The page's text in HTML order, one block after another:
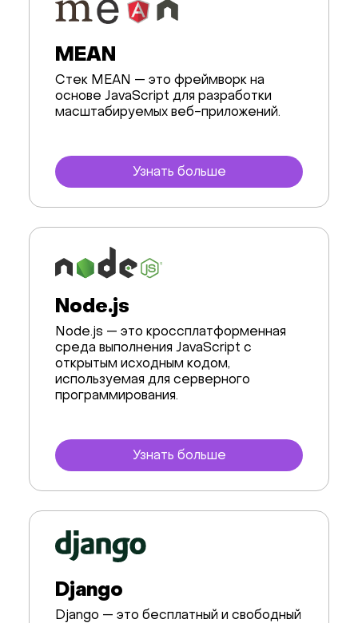
Kubernetes
CRM & eComm
Игры
MEAN
Стек MEAN — это фреймворк на
основе JavaScript для разработки
масштабируемых веб-приложений.
Узнать больше
Node.js
Node.js — это кроссплатформенная
среда выполнения JavaScript с
открытым исходным кодом,
используемая для серверного
программирования.
Узнать больше
Django
Django — это бесплатный и свободный